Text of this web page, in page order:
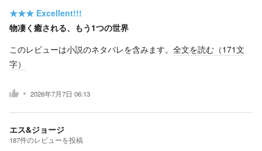
★★★ Excellent!!!
物凄く癒される、もう1つの世界
このレビューは小説のネタバレを含みます。 全文を読む（171文
字）
2026年7月7日 06:13
エス&ジョージ
187件のレビューを投稿